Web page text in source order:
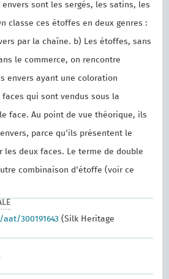
sont les sergés, les satins, les
classe ces étoffes en deux genres :
par la chaîne. b) Les étoffes, sans
le commerce, on rencontre
envers ayant une coloration
qui sont vendus sous la
face. Au point de vue théorique, ils
parce qu'ils présentent le
les deux faces. Le terme de double
combinaison d'étoffe (voir ce
300191643 (Silk Heritage